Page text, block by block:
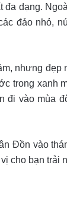
dạng.
đảo nhỏ,
nhưng đẹp
trong xanh
vào mùa
Đồn vào
cho bạn trải